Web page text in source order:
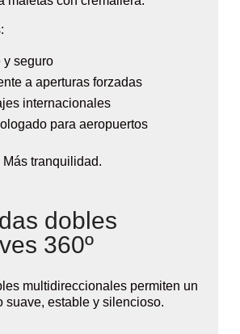
y seguro
a aperturas forzadas
internacionales
para aeropuertos
tranquilidad.
dobles
360º
multidireccionales permiten un
suave, estable y silencioso.